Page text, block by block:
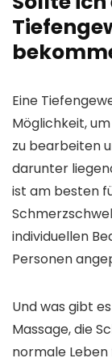
Eine
Möglichkeit,
zu bearbeiten
darunter
ist am besten
individuellen
Personen
Und was gibt
Massage, die
normale